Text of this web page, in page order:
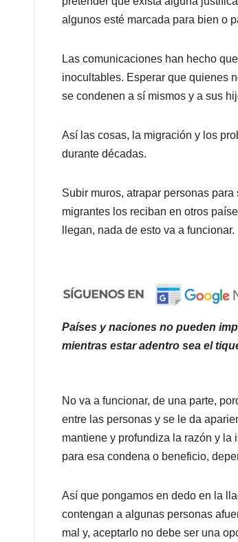
algunos esté marcada para bien o
Las comunicaciones han hecho
inocultables. Esperar que quienes
se condenen a sí mismos y a sus
Así las cosas, la migración y los
durante décadas.
Subir muros, atrapar personas
migrantes los reciban en otros
llegan, nada de esto va a funcionar.
Países y naciones no pueden
mientras estar adentro sea el
No va a funcionar, de una parte,
entre las personas y se le da
mantiene y profundiza la razón y
para esa condena o beneficio,
Así que pongamos en dedo en la
contengan a algunas personas
mal y, aceptarlo no debe ser una